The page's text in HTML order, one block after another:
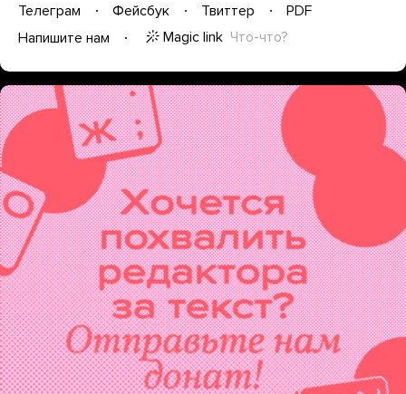
Телеграм Фейсбук Твиттер
PDF
Напишите нам
Magic link Что-что?